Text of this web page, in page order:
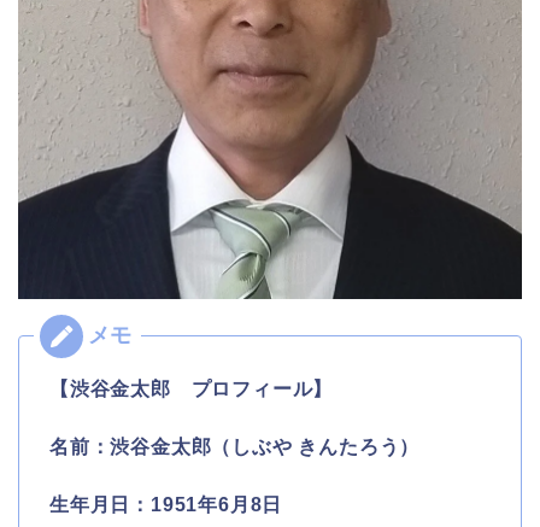
【渋谷金太郎 プロフィール】
名前：渋谷金太郎（しぶや きんたろう）
生年月日：1951年6月8日